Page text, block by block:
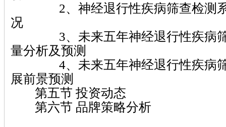
2、神经退行性疾病筛查检测系
况
3、未来五年神经退行性疾病筛
量分析及预测
4、未来五年神经退行性疾病筛
展前景预测
第五节 投资动态
第六节 品牌策略分析